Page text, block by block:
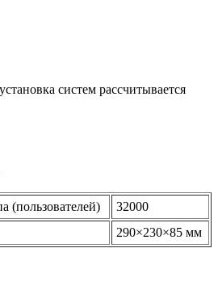
систем рассчитывается
(пользователей)
32000
290×230×85 мм